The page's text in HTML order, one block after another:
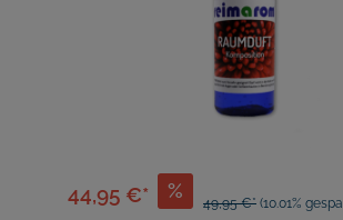
44,95 €* %
49,95 €* (10.01%